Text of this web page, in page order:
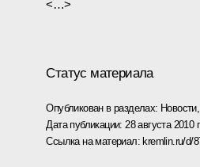
<…>
Статус материала
Опубликован в разделах: Новости,
Дата публикации: 28 августа 2010
Ссылка на материал: kremlin.ru/d/